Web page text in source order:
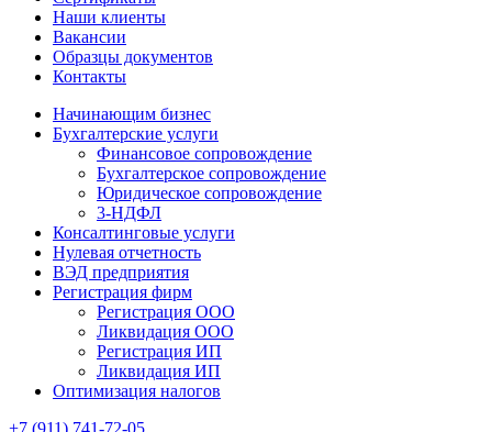
Наши клиенты
Вакансии
Образцы документов
Контакты
Начинающим бизнес
Бухгалтерские услуги
Финансовое сопровождение
Бухгалтерское сопровождение
Юридическое сопровождение
3-НДФЛ
Консалтинговые услуги
Нулевая отчетность
ВЭД предприятия
Регистрация фирм
Регистрация ООО
Ликвидация ООО
Регистрация ИП
Ликвидация ИП
Оптимизация налогов
+7 (911) 741-72-05